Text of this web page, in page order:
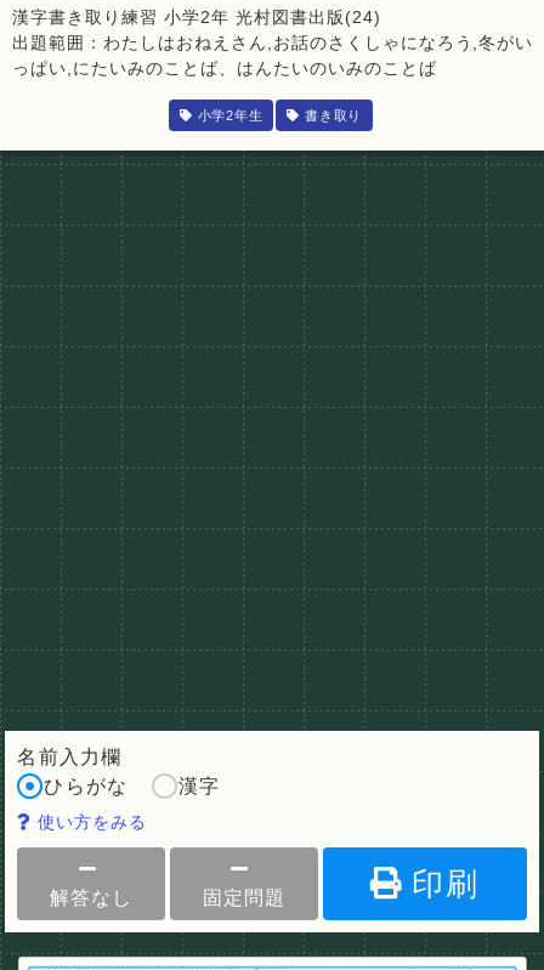
漢字書き取り練習 小学2年 光村図書出版(24)
出題範囲：わたしはおねえさん,お話のさくしゃになろう,冬がい
っぱい,にたいみのことば、はんたいのいみのことば
小学2年生 書き取り
名前入力欄
ひらがな
漢字
使い方をみる
解答なし 固定問題 印刷